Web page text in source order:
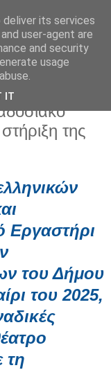
της
Εργαστήρι
του Δήμου
του 2025,
τη
its services
user-agent are
and security
usage
IT